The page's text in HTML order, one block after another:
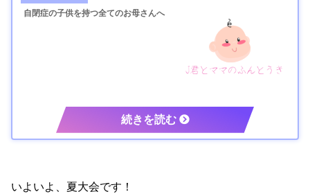
自閉症の子供を持つ全てのお母さんへ
いよいよ、夏大会です！